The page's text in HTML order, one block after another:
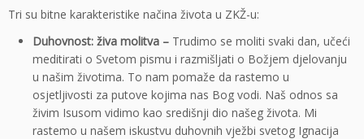
Tri su bitne karakteristike načina života u ZKŽ-u:
Duhovnost: živa molitva – Trudimo se moliti svaki dan, učeći
meditirati o Svetom pismu i razmišljati o Božjem djelovanju
u našim životima. To nam pomaže da rastemo u
osjetljivosti za putove kojima nas Bog vodi. Naš odnos sa
živim Isusom vidimo kao središnji dio našeg života. Mi
rastemo u našem iskustvu duhovnih vježbi svetog Ignacija